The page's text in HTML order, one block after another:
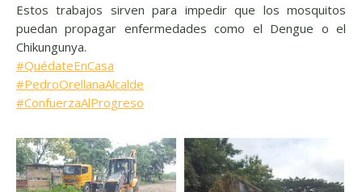
Estos trabajos sirven para impedir que los mosquitos
puedan propagar enfermedades como el Dengue o el
Chikungunya.
#QuédateEnCasa
#PedroOrellanaAlcalde
#ConfuerzaAlProgreso